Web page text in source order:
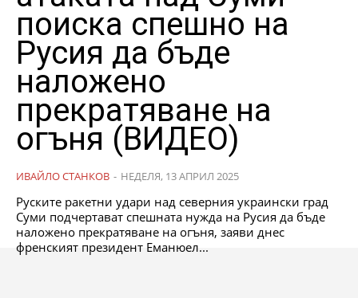
поиска спешно на
Русия да бъде
наложено
прекратяване на
огъня (ВИДЕО)
ИВАЙЛО СТАНКОВ - НЕДЕЛЯ, 13 АПРИЛ 2025
Руските ракетни удари над северния украински град
Суми подчертават спешната нужда на Русия да бъде
наложено прекратяване на огъня, заяви днес
френският президент Еманюел...